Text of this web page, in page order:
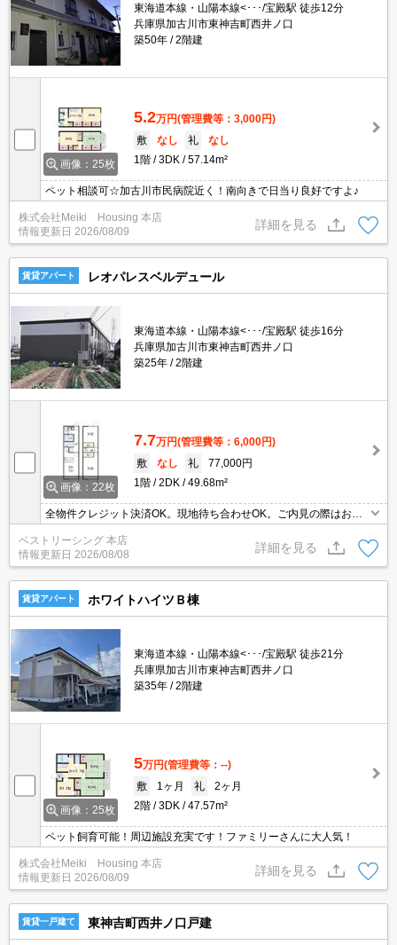
東海道本線・山陽本線<･･･/宝殿駅 徒歩12分
兵庫県加古川市東神吉町西井ノ口
築50年
2階建
画像：25枚
5.2万円(管理費等：3,000円)
敷
なし 礼
なし
1階
3DK 57.14m²
ペット相談可☆加古川市民病院近く！南向きで日当り良好ですよ♪
株式会社Meiki Housing 本店
情報更新日 2026/08/09
詳細を見る
賃貸アパート レオパレスベルデュール
東海道本線・山陽本線<･･･/宝殿駅 徒歩16分
兵庫県加古川市東神吉町西井ノ口
築25年
2階建
画像：22枚
7.7万円(管理費等：6,000円)
敷
なし 礼
77,000円
1階
2DK 49.68m²
全物件クレジット決済OK。現地待ち合わせOK。ご内見の際はお気
軽にお問い合わせください。
ベストリーシング 本店
情報更新日 2026/08/08
詳細を見る
賃貸アパート ホワイトハイツＢ棟
東海道本線・山陽本線<･･･/宝殿駅 徒歩21分
兵庫県加古川市東神吉町西井ノ口
築35年
2階建
画像：25枚
5万円(管理費等：--)
敷
1ヶ月 礼
2ヶ月
2階
3DK 47.57m²
ペット飼育可能！周辺施設充実です！ファミリーさんに大人気！
株式会社Meiki Housing 本店
情報更新日 2026/08/09
詳細を見る
賃貸一戸建て 東神吉町西井ノ口戸建